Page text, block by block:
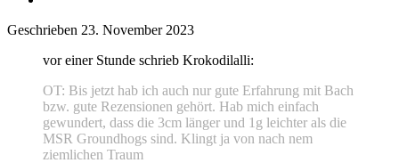
Geschrieben 23. November 2023
vor einer Stunde schrieb Krokodilalli:
OT: Bis jetzt hab ich auch nur gute Erfahrung mit Bach
bzw. gute Rezensionen gehört. Hab mich einfach
gewundert, dass die 3cm länger und 1g leichter als die
MSR Groundhogs sind. Klingt ja von nach nem
ziemlichen Traum